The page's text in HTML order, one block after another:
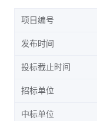
项目编号
发布时间
投标截止时间
招标单位
中标单位